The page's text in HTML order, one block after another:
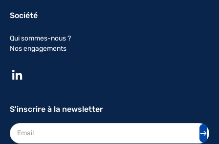
Société
Qui sommes-nous ?
Nos engagements
S'inscrire à la newsletter
Adresse mail